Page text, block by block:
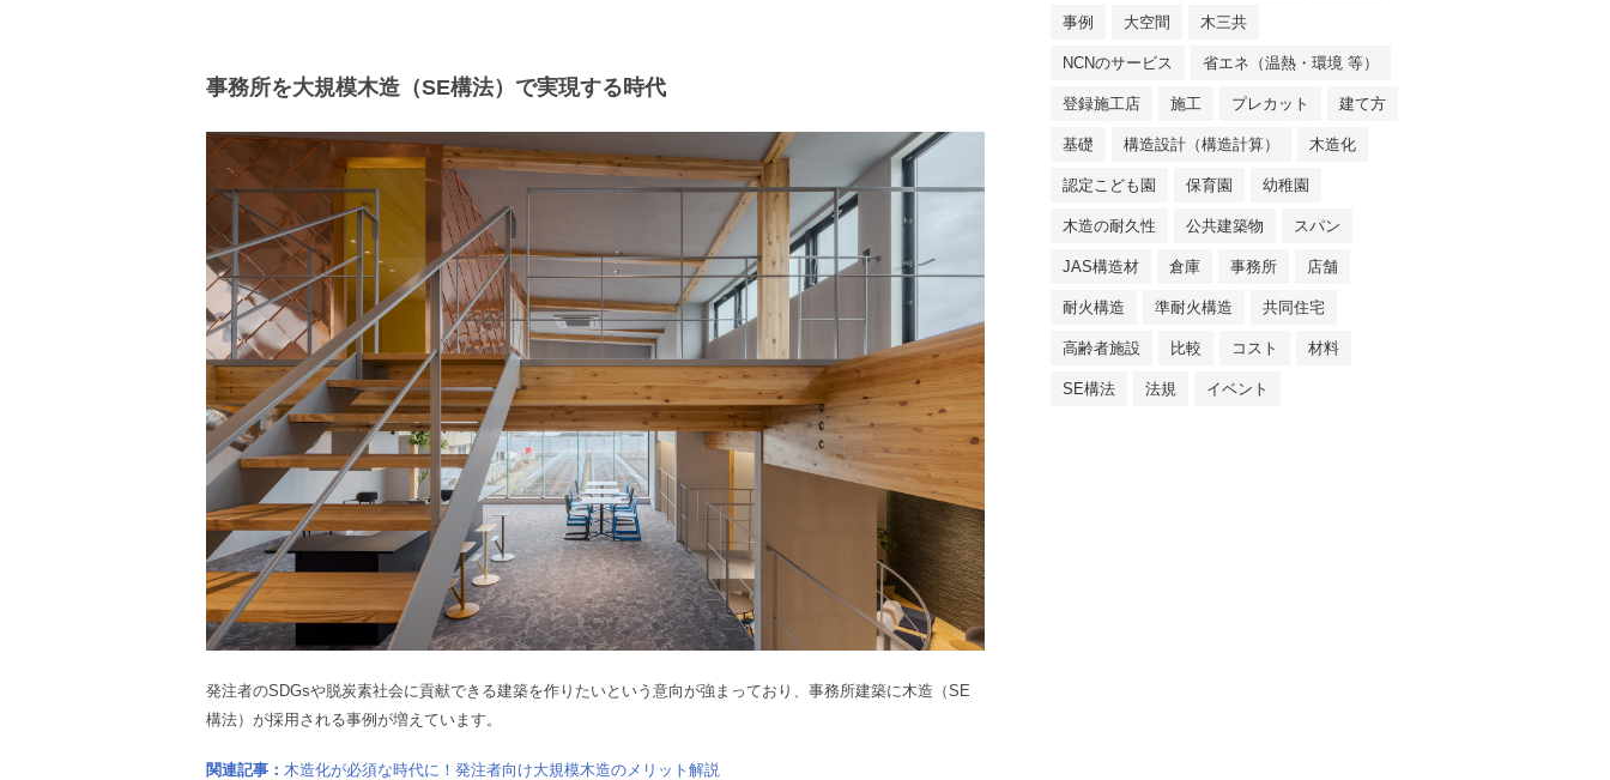
事務所を大規模木造（SE構法）で実現する時代
発注者のSDGsや脱炭素社会に貢献できる建築を作りたいという意向が強まっており、事務所建築に木造（SE
構法）が採用される事例が増えています。
関連記事： 木造化が必須な時代に！発注者向け大規模木造のメリット解説
事例 大空間 木三共
NCNのサービス 省エネ（温熱・環境 等）
登録施工店 施工 プレカット 建て方
基礎 構造設計（構造計算） 木造化
認定こども園 保育園 幼稚園
木造の耐久性 公共建築物 スパン
JAS構造材 倉庫 事務所 店舗
耐火構造 準耐火構造 共同住宅
高齢者施設 比較 コスト 材料
SE構法 法規 イベント